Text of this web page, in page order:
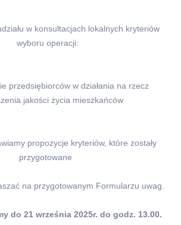
w konsultacjach lokalnych kryteriów
wyboru operacji:
przedsiębiorców w działania na rzecz
jakości życia mieszkańców
propozycje kryteriów, które zostały
przygotowane
na przygotowanym Formularzu uwag.
do 21 września 2025r. do godz. 13.00.